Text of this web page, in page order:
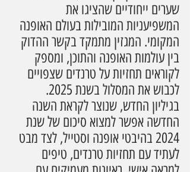
שערים ייחודיים שהציגו את
המשפיעניות המובילות בעולם האופנה
המקומי. המגזין מתמקד בקשר ההדוק
בין עולמות האופנה והתוכן, ומספק
לקוראים תחזיות על טרנדים שצפויים
לכבוש את המסלול בשנת 2025.
בגיליון החדש, שנוצר לקראת השנה
החדשה אפשר למצוא סיכום של שנת
2024 בהיבטי אופנה וסטייל, לצד מבט
לעתיד עם תחזיות טרנדים, טיפים